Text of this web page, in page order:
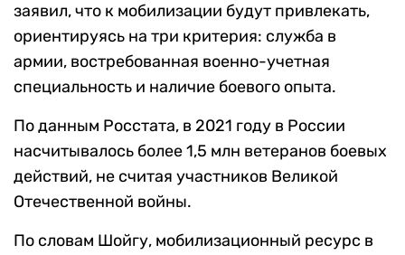
заявил, что к мобилизации будут привлекать,
ориентируясь на три критерия: служба в
армии, востребованная военно-учетная
специальность и наличие боевого опыта.
По данным Росстата, в 2021 году в России
насчитывалось более 1,5 млн ветеранов боевых
действий, не считая участников Великой
Отечественной войны.
По словам Шойгу, мобилизационный ресурс в